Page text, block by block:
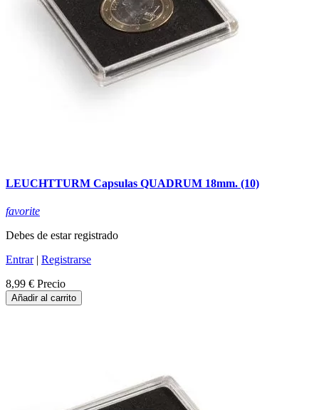
LEUCHTTURM Capsulas QUADRUM 18mm. (10)
favorite
Debes de estar registrado
Entrar| Registrarse
8,99 € Precio
Añadir al carrito